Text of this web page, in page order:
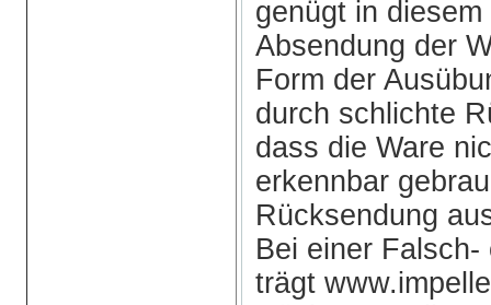
genügt in
Absendung der
Form der
durch schlichte
dass die Ware
erkennbar
Rücksendung
Bei einer
trägt